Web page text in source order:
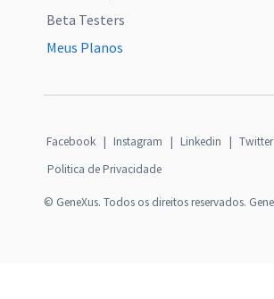
Beta Testers
Meus Planos
Facebook | Instagram | Linkedin | Twitter
Politica de Privacidade
© GeneXus. Todos os direitos reservados.